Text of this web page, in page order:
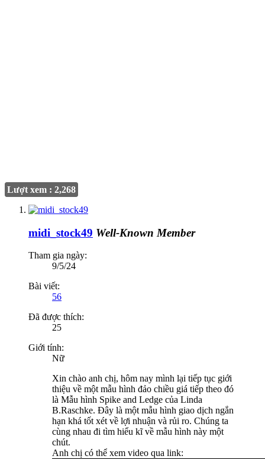
Lượt xem : 2,268
midi_stock49 Well-Known Member
Tham gia ngày:
9/5/24
Bài viết:
56
Đã được thích:
25
Giới tính:
Nữ
Xin chào anh chị, hôm nay mình lại tiếp tục giới
thiệu về một mẫu hình đảo chiều giá tiếp theo đó
là Mẫu hình Spike and Ledge của Linda
B.Raschke. Đây là một mẫu hình giao dịch ngắn
hạn khá tốt xét về lợi nhuận và rủi ro. Chúng ta
cùng nhau đi tìm hiểu kĩ về mẫu hình này một
chút.
Anh chị có thể xem video qua link: